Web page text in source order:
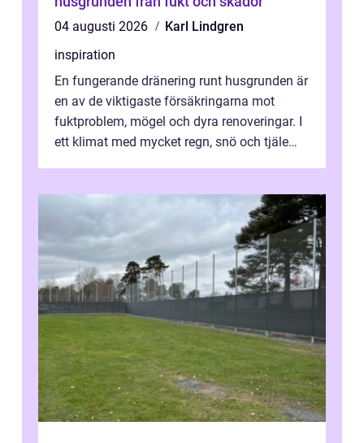
04 augusti 2026
Karl Lindgren
inspiration
En fungerande dränering runt husgrunden är
en av de viktigaste försäkringarna mot
fuktproblem, mögel och dyra renoveringar. I
ett klimat med mycket regn, snö och tjäle